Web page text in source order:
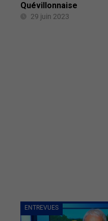
Quévillonnaise
29 juin 2023
ENTREVUES